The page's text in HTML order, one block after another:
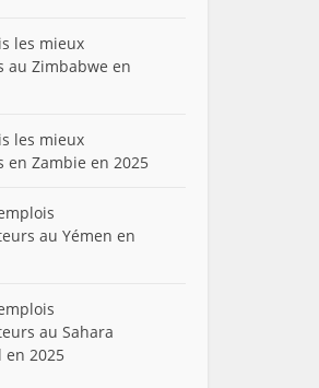
les mieux
au Zimbabwe en
les mieux
en Zambie en 2025
au Yémen en
au Sahara
en 2025